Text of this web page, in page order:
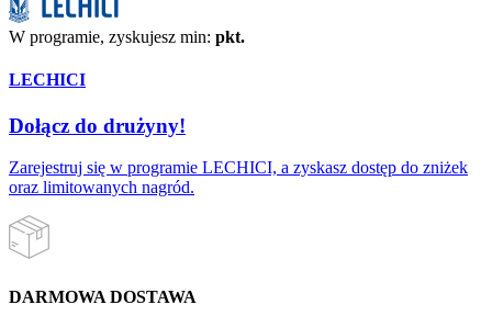
W programie, zyskujesz min: pkt.
LECHICI
Dołącz do drużyny!
Zarejestruj się w programie LECHICI, a zyskasz dostęp do zniżek
oraz limitowanych nagród.
DARMOWA DOSTAWA